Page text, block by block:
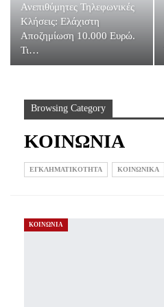
Ανεπιθύμητες Τηλεφωνικές
Κλήσεις: Ελάχιστη
Αποζημίωση 10.000 Ευρώ.
Τι…
Browsing Category
ΚΟΙΝΩΝΙΑ
ΕΓΚΛΗΜΑΤΙΚΟΤΗΤΑ ΚΟΙΝΩΝΙΚΑ
ΚΟΙΝΩΝΙΑ